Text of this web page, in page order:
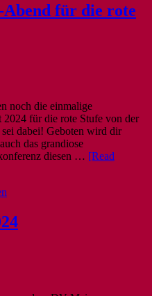
Abend für die rote
noch die einmalige
für die rote Stufe von der
dabei! Geboten wird dir
das grandiose
diesen … [Read